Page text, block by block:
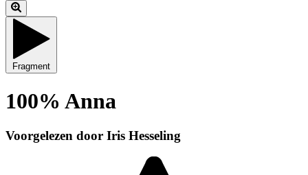
Fragment
100% Anna
Voorgelezen door Iris Hesseling